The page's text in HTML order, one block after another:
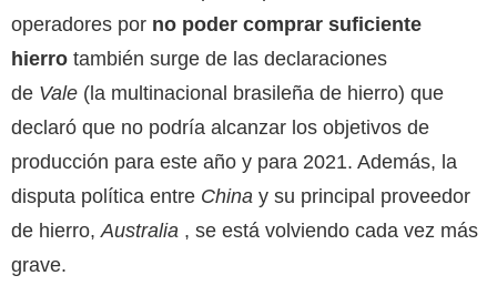
operadores por no poder comprar suficiente
hierro también surge de las declaraciones
de Vale (la multinacional brasileña de hierro) que
declaró que no podría alcanzar los objetivos de
producción para este año y para 2021. Además, la
disputa política entre China y su principal proveedor
de hierro, Australia , se está volviendo cada vez más
grave.